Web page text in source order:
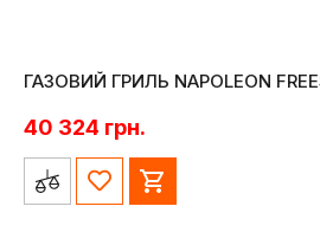
ГАЗОВИЙ ГРИЛЬ NAPOLEON
40 324 грн.